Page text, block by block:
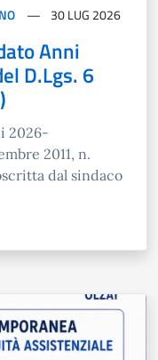
30 LUG 2026
Anni
D.Lgs. 6
2026-
2011, n.
dal sindaco